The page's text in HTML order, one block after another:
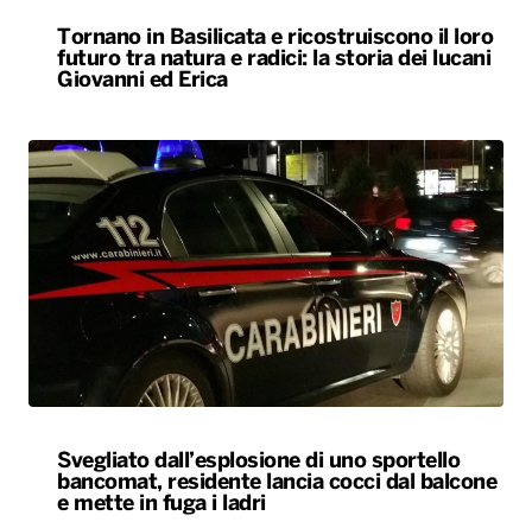
Tornano in Basilicata e ricostruiscono il loro
futuro tra natura e radici: la storia dei lucani
Giovanni ed Erica
Svegliato dall’esplosione di uno sportello
bancomat, residente lancia cocci dal balcone
e mette in fuga i ladri